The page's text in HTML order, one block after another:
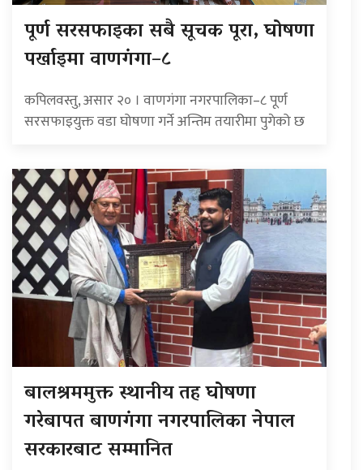
पूर्ण सरसफाइका सबै सूचक पूरा, घोषणा
पर्खाइमा वाणगंगा–८
कपिलवस्तु, असार २० । वाणगंगा नगरपालिका–८ पूर्ण
सरसफाइयुक्त वडा घोषणा गर्ने अन्तिम तयारीमा पुगेको छ
बालश्रममुक्त स्थानीय तह घोषणा
गरेबापत बाणगंगा नगरपालिका नेपाल
सरकारबाट सम्मानित